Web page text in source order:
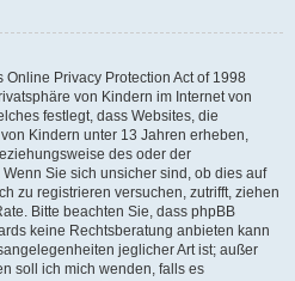
Privacy Protection Act of 1998
von Kindern im Internet von
festlegt, dass Websites, die
Kindern unter 13 Jahren erheben,
des oder der
Sie sich unsicher sind, ob dies auf
zu registrieren versuchen, zutrifft, ziehen
Bitte beachten Sie, dass phpBB
keine Rechtsberatung anbieten kann
jeglicher Art ist; außer
soll ich mich wenden, falls es